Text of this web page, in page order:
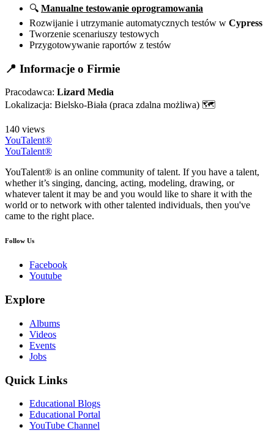
🔍 Manualne testowanie oprogramowania
Rozwijanie i utrzymanie automatycznych testów w Cypress
Tworzenie scenariuszy testowych
Przygotowywanie raportów z testów
📍 Informacje o Firmie
Pracodawca: Lizard Media
Lokalizacja: Bielsko-Biała (praca zdalna możliwa) 🗺️
140 views
YouTalent®
YouTalent®
YouTalent® is an online community of talent. If you have a talent,
whether it’s singing, dancing, acting, modeling, drawing, or
whatever talent it may be and you would like to share it with the
world or to network with other talented individuals, then you've
came to the right place.
Follow Us
Facebook
Youtube
Explore
Albums
Videos
Events
Jobs
Quick Links
Educational Blogs
Educational Portal
YouTube Channel